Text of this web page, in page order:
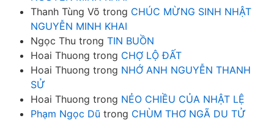
Thanh Tùng Võ trong CHÚC MỪNG SINH NHẬT
NGUYỄN MINH KHAI
Ngọc Thu trong TIN BUỒN
Hoai Thuong trong CHỢ LỘ ĐẤT
Hoai Thuong trong NHỚ ANH NGUYỄN THANH
SỬ
Hoai Thuong trong NẺO CHIỀU CỦA NHẬT LỆ
Phạm Ngọc Dũ trong CHÙM THƠ NGÃ DU TỬ